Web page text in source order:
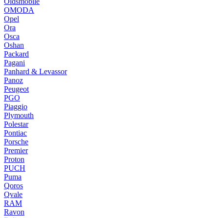
OMODA
Opel
Ora
Osca
Oshan
Packard
Pagani
Panhard & Levassor
Panoz
Peugeot
PGO
Piaggio
Plymouth
Polestar
Pontiac
Porsche
Premier
Proton
PUCH
Puma
Qoros
Qvale
RAM
Ravon